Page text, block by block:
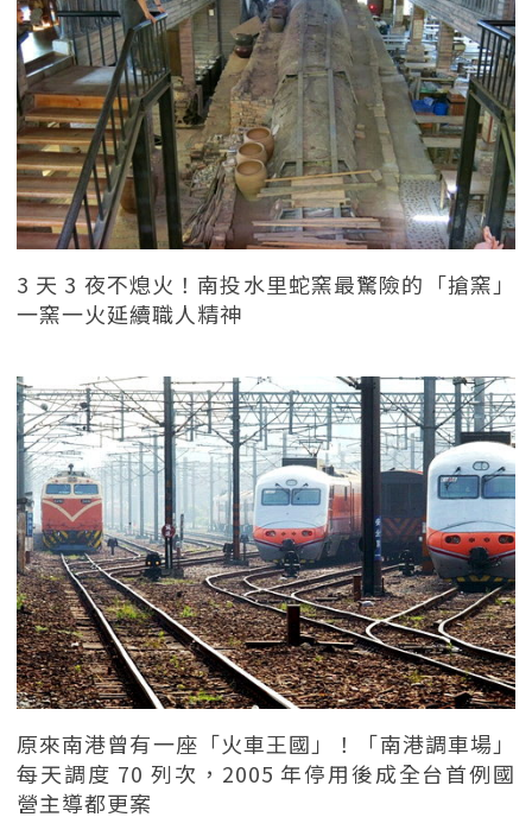
3 天 3 夜不熄火！南投水里蛇窯最驚險的「搶窯」
一窯一火延續職人精神
原來南港曾有一座「火車王國」！「南港調車場」
每天調度 70 列次，2005 年停用後成全台首例國
營主導都更案